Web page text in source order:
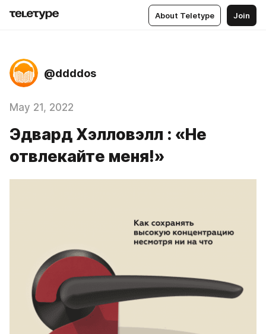
About Teletype Join
@ddddos
May 21, 2022
Эдвард Хэлловэлл : «Не
отвлекайте меня!»